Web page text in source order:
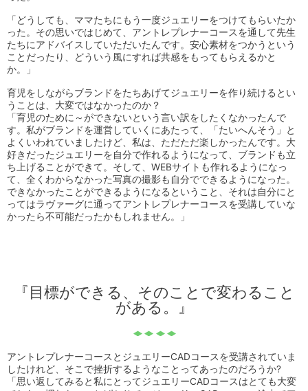
「どうしても、ママたちにもう一度ジュエリーをつけてもらいたか
った。その思いではじめて、アントレプレナーコースを通して先生
たちにアドバイスしていただいたんです。安心素材をつかうという
ことだったり、どういう風にすれば共感をもってもらえるかと
か。」
育児をしながらブランドをたちあげてジュエリーを作り続けるとい
うことは、大変ではなかったのか？
「育児のために～ができないという言い訳をしたくなかったんで
す。私がブランドを運営していくにあたって、「たいへんそう」と
よくいわれていましたけど、私は、ただただ楽しかったんです。大
好きだったジュエリーを自分で作れるようになって、ブランドも立
ち上げることができて。そして、WEBサイトも作れるようになっ
て、全くわからなかった写真の撮影も自分でできるようになった。
できなかったことができるようになるということ、それは自分にと
ってはラヴァーグに通ってアントレプレナーコースを受講していな
かったら不可能だったかもしれません。」
『目標ができる、そのことで変わること
がある。』
アントレプレナーコースとジュエリーCADコースを受講されていま
したけれど、そこで挫折するようなことってあったのだろうか?
「思い返してみると私にとってジュエリーCADコースはとても大変